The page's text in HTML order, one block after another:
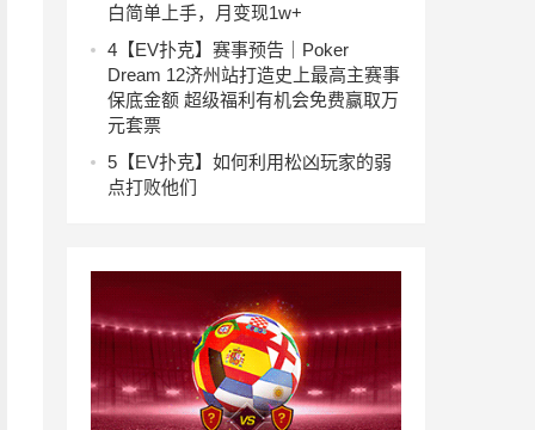
白简单上手，月变现1w+
4 【EV扑克】赛事预告｜Poker
Dream 12济州站打造史上最高主赛事
保底金额 超级福利有机会免费赢取万
元套票
5 【EV扑克】如何利用松凶玩家的弱
点打败他们